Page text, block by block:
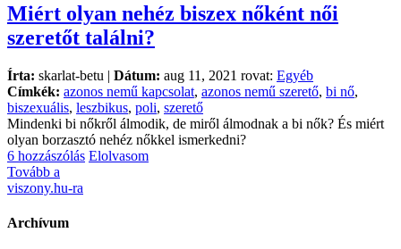
Miért olyan nehéz biszex nőként női
szeretőt találni?
Írta: skarlat-betu | Dátum: aug 11, 2021 rovat: Egyéb
Címkék: azonos nemű kapcsolat, azonos nemű szerető, bi nő,
biszexuális, leszbikus, poli, szerető
Mindenki bi nőkről álmodik, de miről álmodnak a bi nők? És miért
olyan borzasztó nehéz nőkkel ismerkedni?
6 hozzászólás Elolvasom
Tovább a
viszony.hu-ra
Archívum